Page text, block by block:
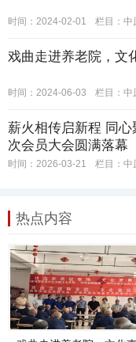
时间：2024-02-01 栏目： 中
戏曲走进养老院，文
时间：2024-06-03 栏目： 中
薪火相传启新程 同
次会员大会圆满落幕
时间：2026-03-21 栏目： 中
热点内容